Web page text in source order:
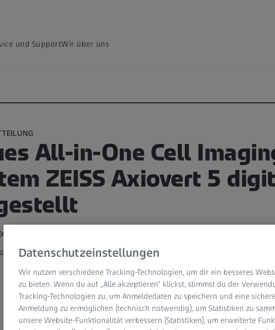
und SupportWir über uns
All-in-One Cell
ZEISS Axiovert 5
5 digital unterstützt Arbeitsabläufe mit
Datenschutzeinstellungen
Wir nutzen verschiedene Tracking-Technologien, um dir ein besseres
zu bieten. Wenn du auf „Alle akzeptieren“ klickst, stimmst du der
Tracking-Technologien zu, um Anmeldedaten zu speichern und eine sichere
Anmeldung zu ermöglichen (technisch notwendig), um Statistiken zu
unsere Website-Funktionalität verbessern (Statistiken), um erweiterte